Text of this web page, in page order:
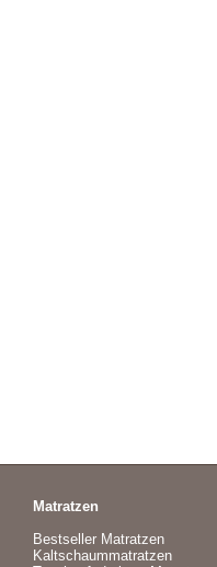
Matratzen
Bestseller Matratzen
Kaltschaummatratzen